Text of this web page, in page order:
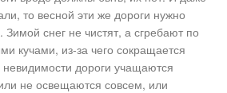
то весной эти же дороги нужно
Зимой снег не чистят, а сгребают по
кучами, из-за чего сокращается
дороги учащаются
не освещаются совсем, или